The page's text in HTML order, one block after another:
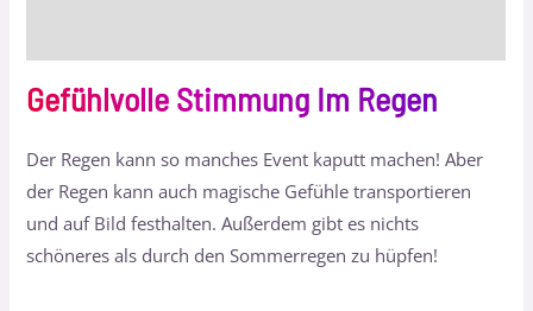
Gefühlvolle Stimmung Im Regen
Der Regen kann so manches Event kaputt machen! Aber
der Regen kann auch magische Gefühle transportieren
und auf Bild festhalten. Außerdem gibt es nichts
schöneres als durch den Sommerregen zu hüpfen!